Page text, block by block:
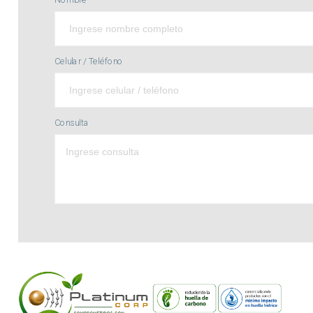
Celular / Teléfono
Consulta